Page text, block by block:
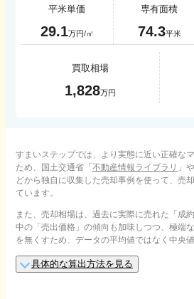
平米単価
29.1万円/㎡
専有面積
74.3平米
買取相場
1,828万円
すまいステップでは、より実態に近い正確な
ため、国土交通省「不動産情報ライブラリ 」
どから独自に収集した売却事例を使って、売
ています。
また、売却相場は、過去に実際に売れた「成
中の「売出価格」の傾向も加味しつつ、極端
を無くすため、データの平均値ではなく中央
具体的な算出方法を見る